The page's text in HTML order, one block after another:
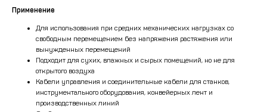
Применение
Для использования при средних механических нагрузках со
свободным перемещением без напряжения растяжения или
вынужденных перемещений
Подходит для сухих, влажных и сырых помещений, но не для
открытого воздуха
Кабели управления и соединительные кабели для станков,
инструментального оборудования, конвейерных лент и
производственных линий